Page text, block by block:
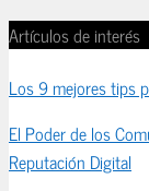
Artículos de interés
Los 9 mejores tips
El Poder de los
Reputación Digital